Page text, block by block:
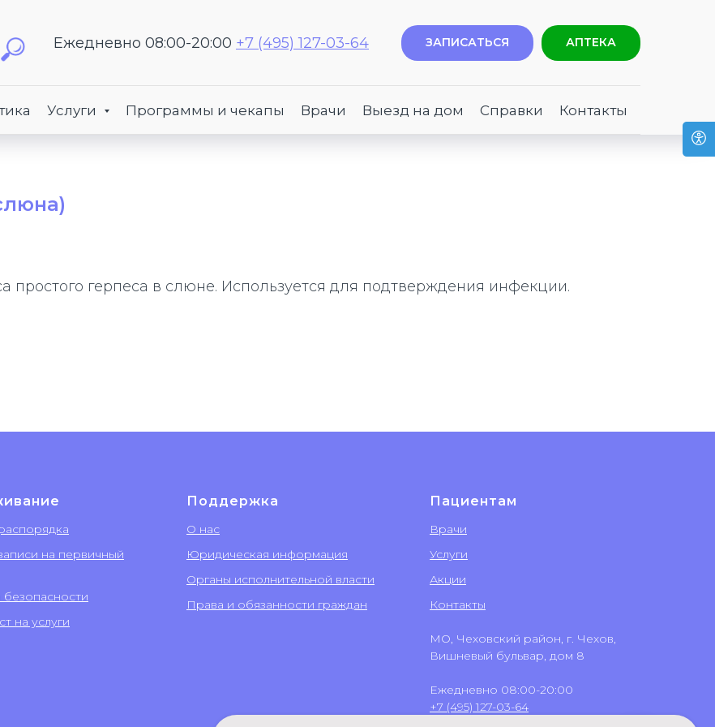
Ежедневно 08:00-20:00 +7 (495) 127-03-64 ЗАПИСАТЬСЯ АПТЕКА
Услуги Программы и чекапы Врачи Выезд на дом Справки Контакты
простого герпеса в слюне. Используется для подтверждения инфекции.
на первичный
безопасности
на услуги
Поддержка
О нас
Юридическая информация
Органы исполнительной власти
Права и обязанности граждан
Пациентам
Врачи
Услуги
Акции
Контакты
МО, Чеховский район, г. Чехов,
Вишневый бульвар, дом 8
Ежедневно 08:00-20:00
+7 (495) 127-03-64